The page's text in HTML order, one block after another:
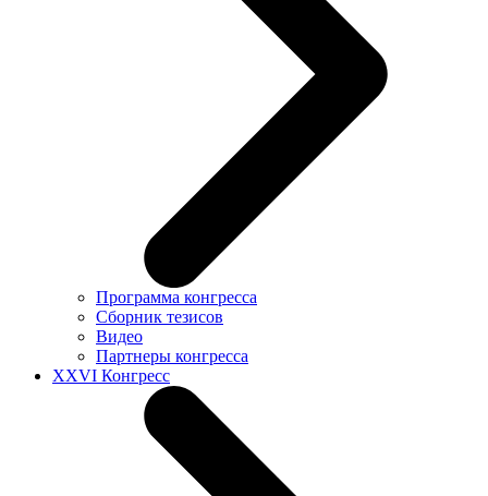
Программа конгресса
Сборник тезисов
Видео
Партнеры конгресса
XXVI Конгресс